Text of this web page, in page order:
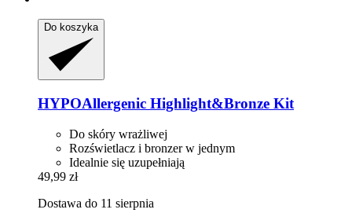
Do koszyka
HYPOAllergenic Highlight&Bronze Kit
Do skóry wrażliwej
Rozświetlacz i bronzer w jednym
Idealnie się uzupełniają
49,99 zł
Dostawa do 11 sierpnia